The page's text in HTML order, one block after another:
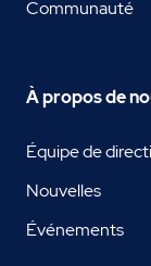
Communauté
À propos de
Équipe de
Nouvelles
Événements